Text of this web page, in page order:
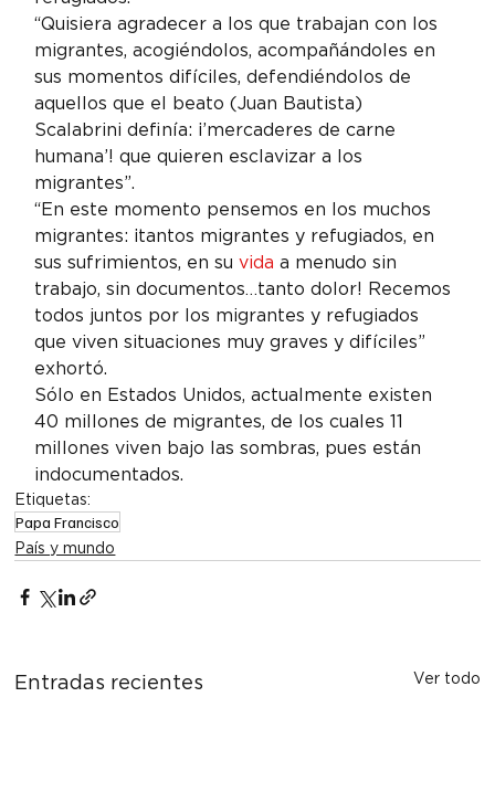
“Quisiera agradecer a los que trabajan con los
migrantes, acogiéndolos, acompañándoles en
sus momentos difíciles, defendiéndolos de
aquellos que el beato (Juan Bautista)
Scalabrini definía: ¡’mercaderes de carne
humana’! que quieren esclavizar a los
migrantes”.
“En este momento pensemos en los muchos
migrantes: ¡tantos migrantes y refugiados, en
sus sufrimientos, en su vida a menudo sin
trabajo, sin documentos…tanto dolor! Recemos
todos juntos por los migrantes y refugiados
que viven situaciones muy graves y difíciles”
exhortó.
Sólo en Estados Unidos, actualmente existen
40 millones de migrantes, de los cuales 11
millones viven bajo las sombras, pues están
indocumentados.
Etiquetas:
Papa Francisco
País y mundo
Entradas recientes Ver todo